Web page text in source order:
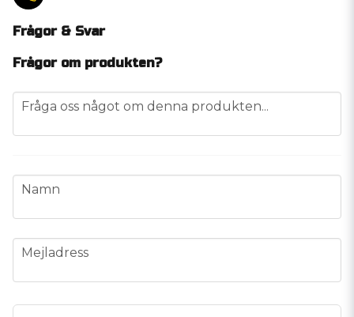
Frågor & Svar
Frågor om produkten?
question
Fråga oss något om denna produkten...
name
Namn
email
Mejladress